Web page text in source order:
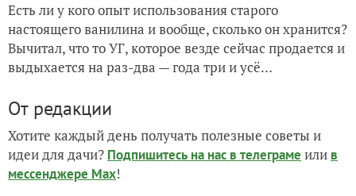
Есть ли у кого опыт использования старого
настоящего ванилина и вообще, сколько он хранится?
Вычитал, что то УГ, которое везде сейчас продается и
выдыхается на раз-два — года три и усё…
От редакции
Хотите каждый день получать полезные советы и
идеи для дачи? Подпишитесь на нас в телеграме или в
мессенджере Max!